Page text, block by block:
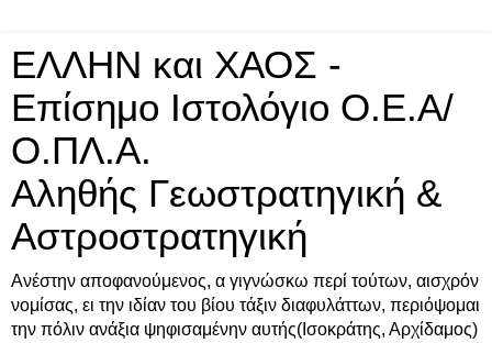
ΕΛΛΗΝ και ΧΑΟΣ -
Επίσημο Ιστολόγιο Ο.Ε.Α/
Ο.ΠΛ.Α.
Αληθής Γεωστρατηγική &
Αστροστρατηγική
Ανέστην αποφανούμενος, α γιγνώσκω περί τούτων, αισχρόν
νομίσας, ει την ιδίαν του βίου τάξιν διαφυλάττων, περιόψομαι
την πόλιν ανάξια ψηφισαμένην αυτής(Ισοκράτης, Αρχίδαμος)